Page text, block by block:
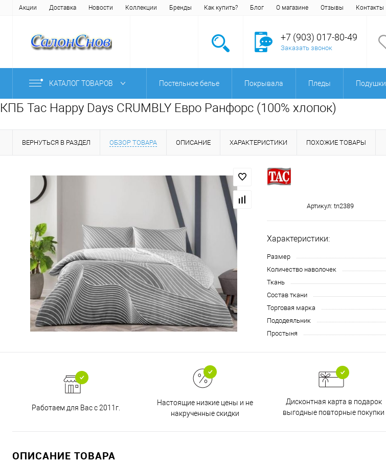
Акции Доставка Новости Коллекции Бренды Как купить? Блог О магазине Отзывы Контакты
+7 (903) 017-80-49
Заказать звонок
КАТАЛОГ ТОВАРОВ Постельное белье Покрывала Пледы Подушки
КПБ Tac Happy Days CRUMBLY Евро Ранфорс (100% хлопок)
ВЕРНУТЬСЯ В РАЗДЕЛ ОБЗОР ТОВАРА ОПИСАНИЕ ХАРАКТЕРИСТИКИ ПОХОЖИЕ ТОВАРЫ
Артикул: tn2389
Характеристики:
Размер
Количество наволочек
Ткань
Состав ткани
Торговая марка
Пододеяльник
Простыня
Работаем для Вас с 2011г.
Настоящие низкие цены и не
накрученные скидки
Дисконтная карта в подарок
выгодные повторные покупки
ОПИСАНИЕ ТОВАРА